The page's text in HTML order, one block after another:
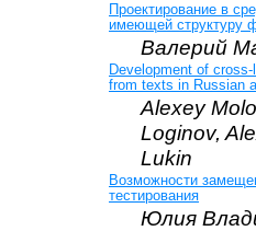
Проектирование в
имеющей структуру
Валерий
Development of
from texts in Russian
Alexey
Loginov,
Lukin
Возможности
тестирования
Юлия